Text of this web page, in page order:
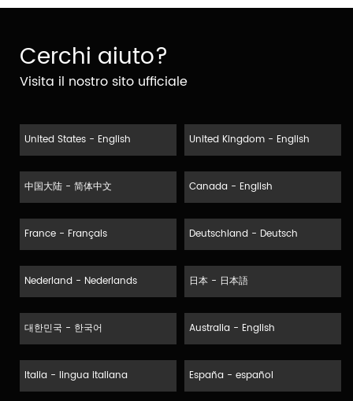
Cerchi aiuto?
Visita il nostro sito ufficiale
United States - English United Kingdom - English
中国大陆 - 简体中文 Canada - English
France - Français Deutschland - Deutsch
Nederland - Nederlands 日本 - 日本語
대한민국 - 한국어 Australia - English
Italia - lingua italiana España - español